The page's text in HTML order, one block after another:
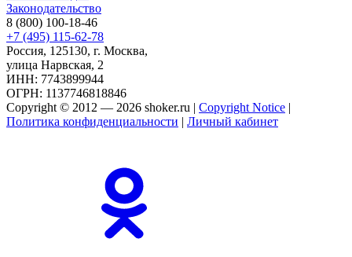
Законодательство
8 (800) 100-18-46
+7 (495) 115-62-78
Россия, 125130, г. Москва,
улица Нарвская, 2
ИНН: 7743899944
ОГРН: 1137746818846
Copyright © 2012 — 2026 shoker.ru | Copyright Notice |
Политика конфиденциальности | Личный кабинет